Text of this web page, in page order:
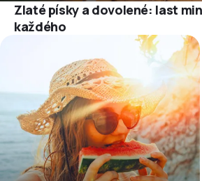
Zlaté písky a dovolené: last
každého